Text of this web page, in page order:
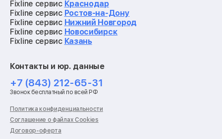
Ремонт материнских плат
Ремонт видеокарт
Ремонт кофемашин
Ремонт vr систем
Ремонт игровых приставок
Ремонт роботов-пылесосов
Ремонт холодильников
Ремонт стиральных машин
Ремонт пылесосов
Ремонт варочных панелей
Ремонт духовых шкафов
Ремонт кондиционеров
Ремонт кухонных комбайнов
Fixline сервис Краснодар
Fixline сервис Ростов-на-Дону
Fixline сервис Нижний Новгород
Fixline сервис Новосибирск
Fixline сервис Казань
Контакты и юр. данные
+7 (843) 212-65-31
Звонок бесплатный по всей РФ
Политика конфиденциальности
Соглашение о файлах Cookies
Договор-оферта